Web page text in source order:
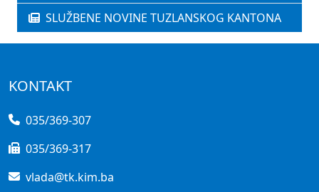
SLUŽBENE NOVINE TUZLANSKOG KANTONA
KONTAKT
035/369-307
035/369-317
vlada@tk.kim.ba